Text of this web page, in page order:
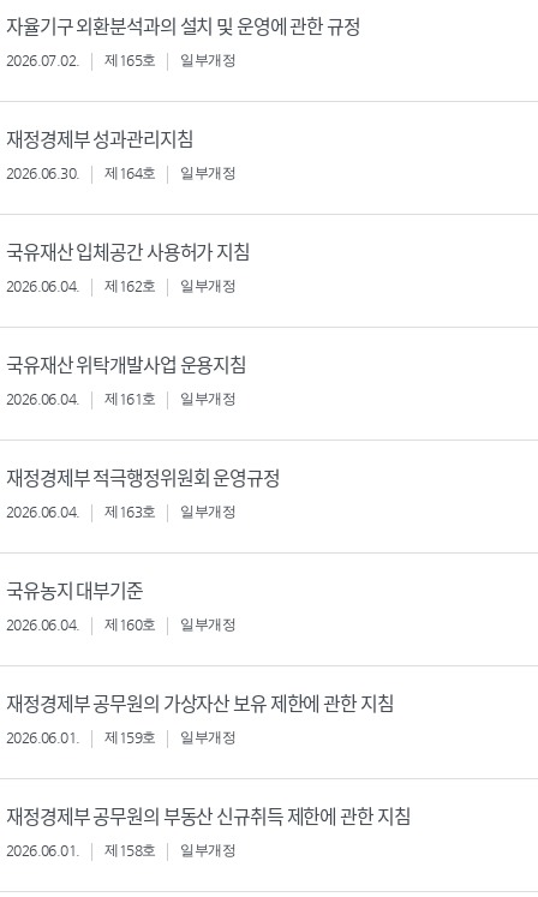
자율기구 외환분석과의 설치 및 운영에 관한 규정
2026.07.02. 제165호 일부개정
재정경제부 성과관리지침
2026.06.30. 제164호 일부개정
국유재산 입체공간 사용허가 지침
2026.06.04. 제162호 일부개정
국유재산 위탁개발사업 운용지침
2026.06.04. 제161호 일부개정
재정경제부 적극행정위원회 운영규정
2026.06.04. 제163호 일부개정
국유농지 대부기준
2026.06.04. 제160호 일부개정
재정경제부 공무원의 가상자산 보유 제한에 관한 지침
2026.06.01. 제159호 일부개정
재정경제부 공무원의 부동산 신규취득 제한에 관한 지침
2026.06.01. 제158호 일부개정